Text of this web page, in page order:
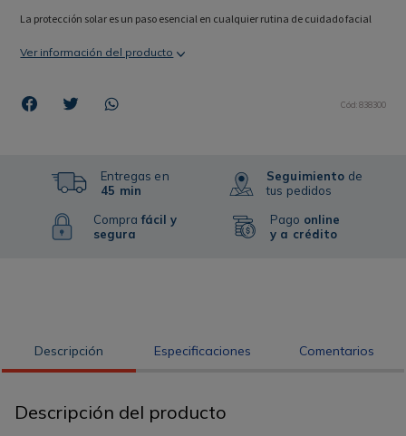
La protección solar es un paso esencial en cualquier rutina de cuidado facial
Ver información del producto
Cód:838300
Entregas en
45 min
Comprafácil y
segura
Seguimiento de
tus pedidos
Pago online
y a crédito
Descripción Especificaciones Comentarios
Descripción del producto